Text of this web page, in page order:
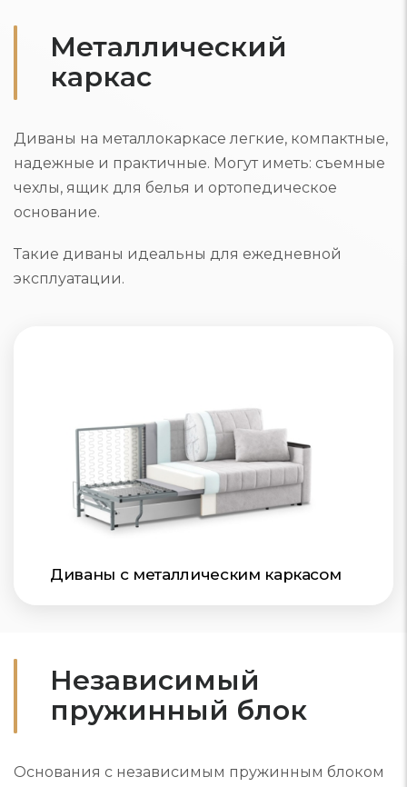
Металлический
каркас
Диваны на металлокаркасе легкие, компактные,
надежные и практичные. Могут иметь: съемные
чехлы, ящик для белья и ортопедическое
основание.
Такие диваны идеальны для ежедневной
эксплуатации.
Диваны с металлическим каркасом
Независимый
пружинный блок
Основания с независимым пружинным блоком